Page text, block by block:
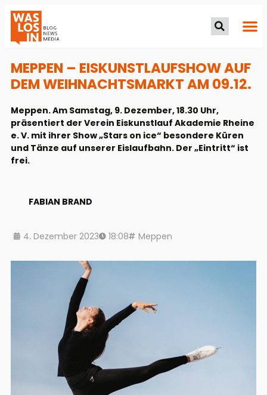
MEPPEN – EISKUNSTLAUFSHOW AUF
DEM WEIHNACHTSMARKT AM 09.12.
Meppen. Am Samstag, 9. Dezember, 18.30 Uhr,
präsentiert der Verein Eiskunstlauf Akademie Rheine
e. V. mit ihrer Show „Stars on ice“ besondere Küren
und Tänze auf unserer Eislaufbahn. Der „Eintritt“ ist
frei.
FABIAN BRAND
4. Dezember 2023 18:08 Meppen